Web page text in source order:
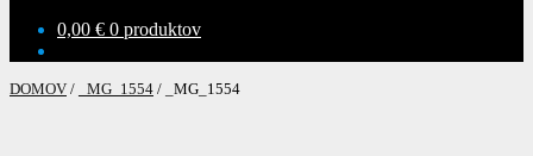
0,00 € 0 produktov
DOMOV / _MG_1554 / _MG_1554